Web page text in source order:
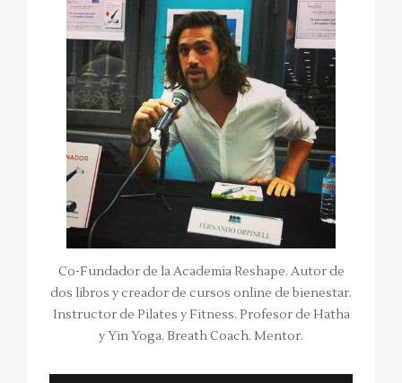
Co-Fundador de la Academia Reshape. Autor de
dos libros y creador de cursos online de bienestar.
Instructor de Pilates y Fitness. Profesor de Hatha
y Yin Yoga. Breath Coach. Mentor.